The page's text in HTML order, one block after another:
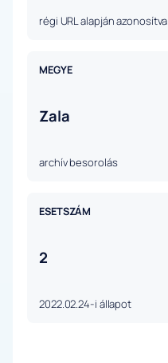
régi URL alapján azonosítva
MEGYE
Zala
archív besorolás
ESETSZÁM
2
2022.02.24-i állapot